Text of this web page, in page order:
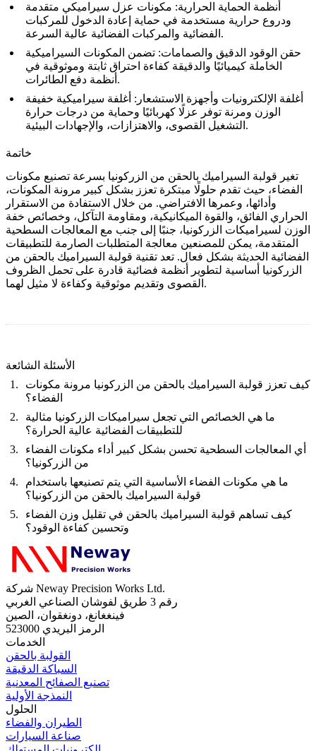
أنظمة الحماية الحرارية: مكونات عزل سيراميكي متقدمة
ودروع حرارية مستخدمة في حماية إعادة الدخول للمركبات
الفضائية والمركبات الفضائية عالية السرعة.
حقن الوقود الدقيق والصمامات: تضمن المكونات السيراميكية
الخاملة كيميائيًا والدقيقة كفاءة احتراق ثابتة وموثوقية في
أنظمة دفع الطائرات.
أغلفة الإلكترونيات وأجهزة الاستشعار: أغلفة سيراميكية خفيفة
الوزن ومرنة توفر عزلًا كهربائيًا وحماية من درجات حرارة
التشغيل القصوى، والاهتزازات، والإجهادات البيئية.
خاتمة
تغير قولبة السيراميك بالحقن من الزركونيا بسرعة تصنيع مكونات
الفضاء، حيث تقدم حلولًا مبتكرة تعزز بشكل كبير مرونة المكونات،
وأدائها، وعمرها الافتراضي. من خلال الاستفادة من الاستقرار
الحراري الفائق، والقوة الميكانيكية، ومقاومة التآكل، وخصائص خفة
الوزن لسيراميكات الزركونيا، جنبًا إلى جنب مع المعالجات السطحية
المتقدمة، يمكن للمصنعين معالجة المتطلبات الصارمة للتطبيقات
الفضائية الحديثة بشكل فعال. تعد تقنية قولبة السيراميك بالحقن من
الزركونيا أساسية لتطوير أنظمة فضائية قادرة على تحمل الظروف
القصوى وتقديم موثوقية وكفاءة لا مثيل لهما.
الأسئلة الشائعة
كيف تعزز قولبة السيراميك بالحقن من الزركونيا مرونة مكونات
الفضاء؟
ما هي الخصائص التي تجعل سيراميكات الزركونيا مثالية
للتطبيقات الفضائية عالية الحرارة؟
أي المعالجات السطحية تحسن بشكل كبير أداء مكونات الفضاء
من الزركونيا؟
ما هي مكونات الفضاء الأساسية التي يتم تصنيعها باستخدام
قولبة السيراميك بالحقن من الزركونيا؟
كيف تساهم قولبة السيراميك بالحقن في تقليل وزن الفضاء
وتحسين كفاءة الوقود؟
شركة Neway Precision Works Ltd.
رقم 3 طريق لفوشان الصناعي الغربي
فينغغانغ، دونغقوان، الصين
الرمز البريدي 523000
الخدمات
القولبة بالحقن
السباكة الدقيقة
تصنيع الصفائح المعدنية
النمذجة الأولية
الحلول
الطيران والفضاء
صناعة السيارات